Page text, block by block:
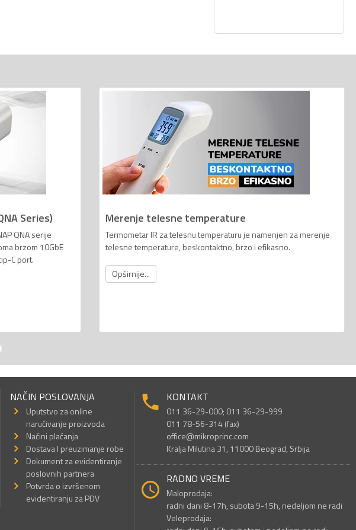
Series)
QNA serije
brzom 10GbE
C port.
Merenje telesne temperature
Termometar IR za telesnu temperaturu je namenjen za merenje
telesne temperature, beskontaktno, brzo i efikasno.
Opširnije...
NAČIN POSLOVANJA
Uputstvo za online
naručivanje proizvoda
Načini plaćanja
Dostava I preuzimanje robe
Dokument za evidentiranje
poslovnih partnera
Potvrda o izvršenom
evidentiranju za PDV
KONTAKT
011 36-29-000; 011 36-29-999
011 78-56-314 (fax)
office@mikroprinc.com
Kralja Milutina 31, 11000 Beograd, Srbija
RADNO VREME
Maloprodaja:
radni dani 8-17h, subota 9-15h, nedeljom ne radi
Veleprodaja: